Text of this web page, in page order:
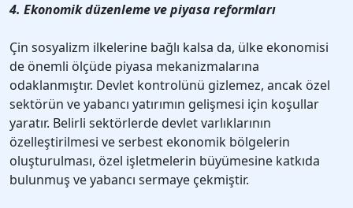
4. Ekonomik düzenleme ve piyasa reformları
Çin sosyalizm ilkelerine bağlı kalsa da, ülke ekonomisi
de önemli ölçüde piyasa mekanizmalarına
odaklanmıştır. Devlet kontrolünü gizlemez, ancak özel
sektörün ve yabancı yatırımın gelişmesi için koşullar
yaratır. Belirli sektörlerde devlet varlıklarının
özelleştirilmesi ve serbest ekonomik bölgelerin
oluşturulması, özel işletmelerin büyümesine katkıda
bulunmuş ve yabancı sermaye çekmiştir.